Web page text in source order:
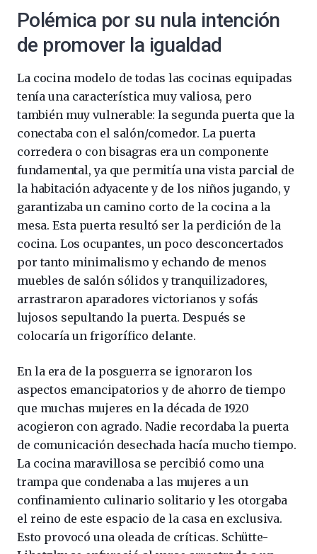
Polémica por su nula intención
de promover la igualdad
La cocina modelo de todas las cocinas equipadas
tenía una característica muy valiosa, pero
también muy vulnerable: la segunda puerta que la
conectaba con el salón/comedor. La puerta
corredera o con bisagras era un componente
fundamental, ya que permitía una vista parcial de
la habitación adyacente y de los niños jugando, y
garantizaba un camino corto de la cocina a la
mesa. Esta puerta resultó ser la perdición de la
cocina. Los ocupantes, un poco desconcertados
por tanto minimalismo y echando de menos
muebles de salón sólidos y tranquilizadores,
arrastraron aparadores victorianos y sofás
lujosos sepultando la puerta. Después se
colocaría un frigorífico delante.
En la era de la posguerra se ignoraron los
aspectos emancipatorios y de ahorro de tiempo
que muchas mujeres en la década de 1920
acogieron con agrado. Nadie recordaba la puerta
de comunicación desechada hacía mucho tiempo.
La cocina maravillosa se percibió como una
trampa que condenaba a las mujeres a un
confinamiento culinario solitario y les otorgaba
el reino de este espacio de la casa en exclusiva.
Esto provocó una oleada de críticas. Schütte-